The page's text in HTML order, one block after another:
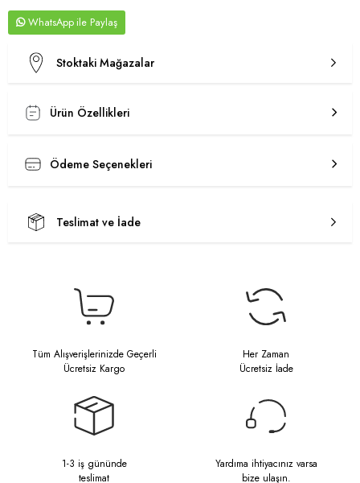
WhatsApp
Stoktaki Mağazalar
Ürün Özellikleri
Ödeme Seçenekleri
Teslimat ve İade
Tüm Alışverişlerinizde Geçerli
Ücretsiz Kargo
Her Zaman
Ücretsiz İade
1-3 iş gününde
teslimat
Yardıma ihtiyacınız varsa
bize ulaşın.